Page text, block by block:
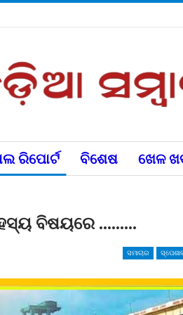
ରିପୋର୍ଟ ବିଶେଷ ଖେଳ
ବିଷୟରେ ………
ସମାଚାର